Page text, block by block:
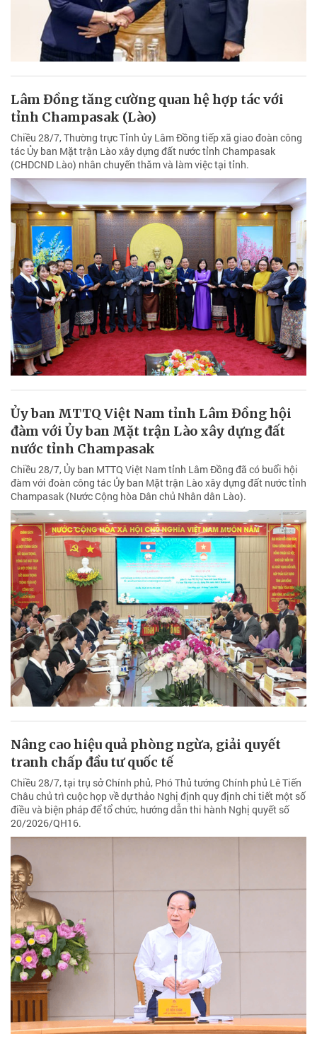
Lâm Đồng tăng cường quan hệ hợp tác với
tỉnh Champasak (Lào)
Chiều 28/7, Thường trực Tỉnh ủy Lâm Đồng tiếp xã giao đoàn công
tác Ủy ban Mặt trận Lào xây dựng đất nước tỉnh Champasak
(CHDCND Lào) nhân chuyến thăm và làm việc tại tỉnh.
Ủy ban MTTQ Việt Nam tỉnh Lâm Đồng hội
đàm với Ủy ban Mặt trận Lào xây dựng đất
nước tỉnh Champasak
Chiều 28/7, Ủy ban MTTQ Việt Nam tỉnh Lâm Đồng đã có buổi hội
đàm với đoàn công tác Ủy ban Mặt trận Lào xây dựng đất nước tỉnh
Champasak (Nước Cộng hòa Dân chủ Nhân dân Lào).
Nâng cao hiệu quả phòng ngừa, giải quyết
tranh chấp đầu tư quốc tế
Chiều 28/7, tại trụ sở Chính phủ, Phó Thủ tướng Chính phủ Lê Tiến
Châu chủ trì cuộc họp về dự thảo Nghị định quy định chi tiết một số
điều và biện pháp để tổ chức, hướng dẫn thi hành Nghị quyết số
20/2026/QH16.